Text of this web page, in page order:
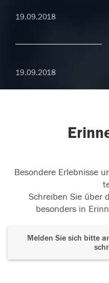
19.09.2018
19.09.2018
Besondere Erlebnisse
Schreiben Sie über
besonders in
Melden Sie sich bitte